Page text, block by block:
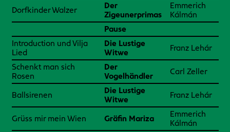
Dorfkinder Walzer
Der
Zigeunerprimas
Emmerich
Kálmán
Pause
Introduction und Vilja
Lied
Die Lustige
Witwe
Franz Lehár
Schenkt man sich
Rosen
Der
Vogelhändler
Carl Zeller
Ballsirenen
Die Lustige
Witwe
Franz Lehár
Grüss mir mein Wien Gräfin Mariza
Emmerich
Kálmán